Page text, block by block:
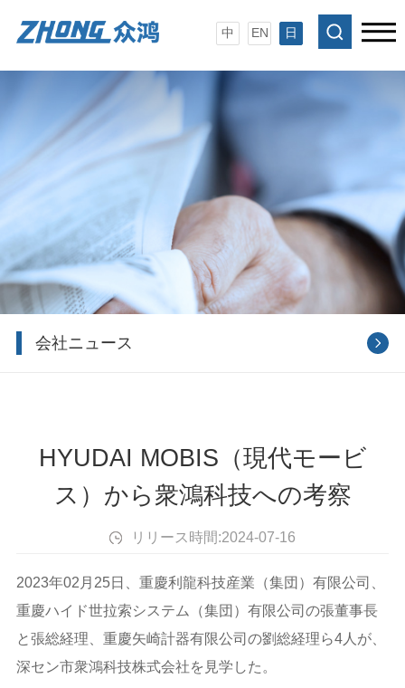
中 EN 日
会社ニュース
HYUDAI MOBIS（現代モービ
ス）から衆鴻科技への考察
リリース時間:2024-07-16
2023年02月25日、重慶利龍科技産業（集団）有限公司、
重慶ハイド世拉索システム（集団）有限公司の張董事長
と張総経理、重慶矢崎計器有限公司の劉総経理ら4人が、
深セン市衆鴻科技株式会社を見学した。